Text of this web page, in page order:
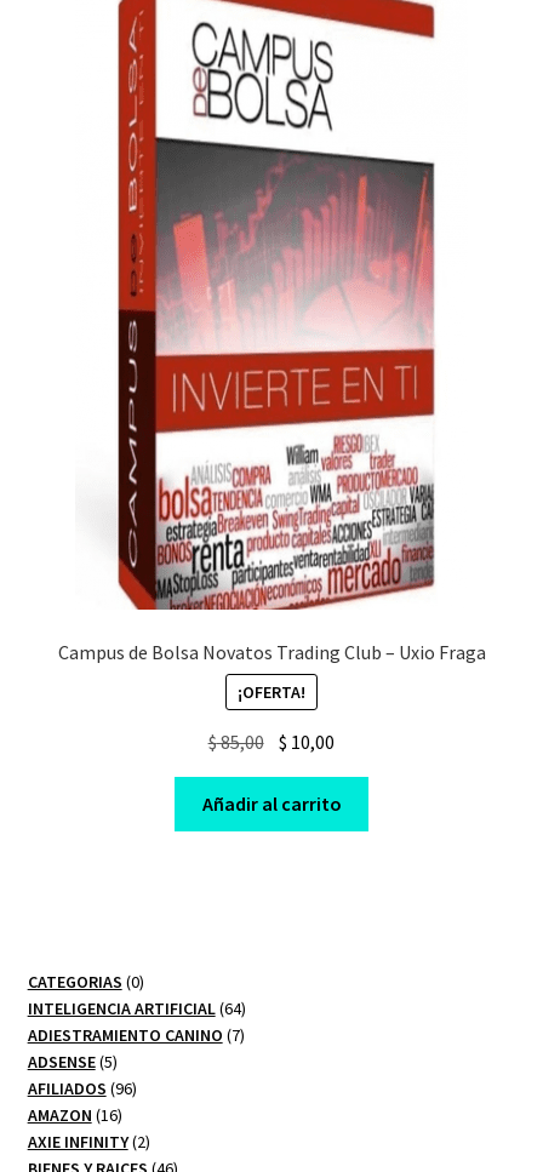
Campus de Bolsa Novatos Trading Club – Uxio Fraga
¡OFERTA!
$85,00 Original
was:
$ 85,00.
$ 10,00
is:
$ 10,00.
Añadir al carrito
CATEGORIAS 00
productos
INTELIGENCIA ARTIFICIAL 6464
productos
ADIESTRAMIENTO CANINO 77
ADSENSE 55
productos
AFILIADOS 9696
AMAZON 1616
productos
AXIE INFINITY 22
productos
46